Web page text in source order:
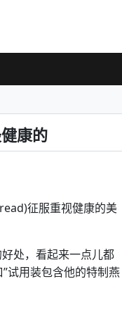
康的
征服重视健康的美
处，看起来一点儿都
试用装包含他的特制燕